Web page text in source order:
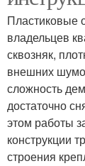
Пластиковые
владельцев
сквозняк,
внешних
сложность
достаточно
этом работы
конструкции
строения